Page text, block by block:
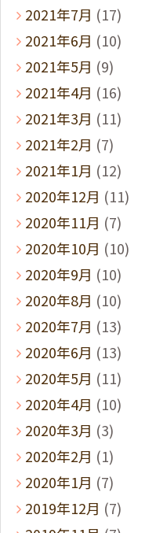
2021年7月 (17)
2021年6月 (10)
2021年5月 (9)
2021年4月 (16)
2021年3月 (11)
2021年2月 (7)
2021年1月 (12)
2020年12月 (11)
2020年11月 (7)
2020年10月 (10)
2020年9月 (10)
2020年8月 (10)
2020年7月 (13)
2020年6月 (13)
2020年5月 (11)
2020年4月 (10)
2020年3月 (3)
2020年2月 (1)
2020年1月 (7)
2019年12月 (7)